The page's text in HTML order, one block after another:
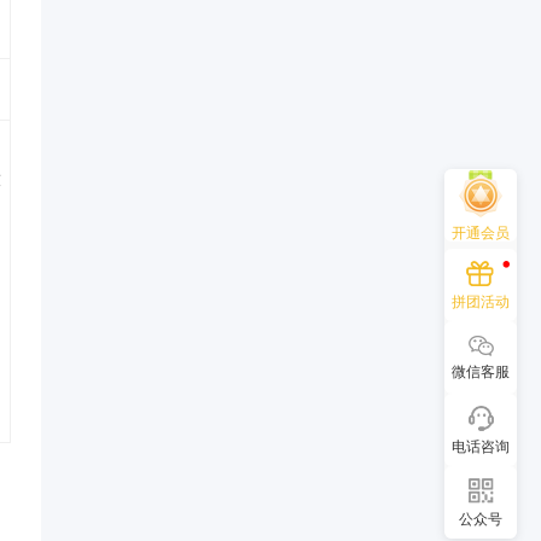
开通会员
拼团活动
微信客服
电话咨询
公众号